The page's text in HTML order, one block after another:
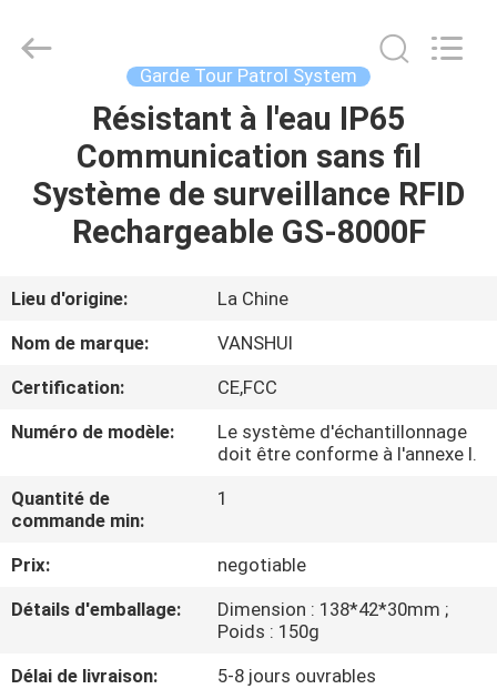
MAISON
VIDÉOS
À
PROPOS
DE
NOUS
DE
L'USINE
VANSHUI
ENTERPRISE
Garde Tour Patrol System
Résistant à l'eau IP65
Communication sans fil
Système de surveillance RFID
Rechargeable GS-8000F
Lieu d'origine:
La Chine
Nom de marque:
VANSHUI
Certification:
CE,FCC
Numéro de modèle:
Le système d'échantillonnage
doit être conforme à l'annexe I.
Quantité de
commande min:
1
Prix:
negotiable
Détails d'emballage:
Dimension : 138*42*30mm ;
Poids : 150g
Délai de livraison:
5-8 jours ouvrables